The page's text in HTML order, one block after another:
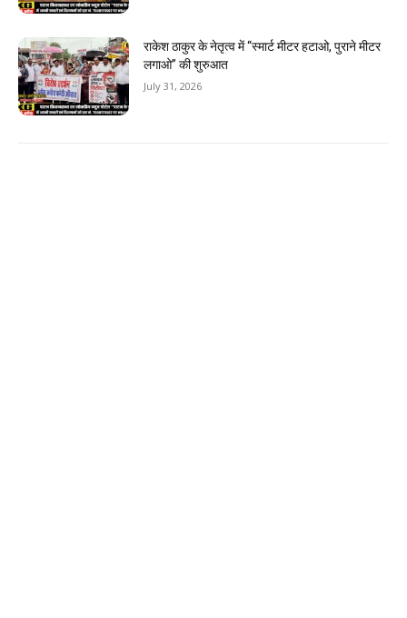
राकेश ठाकुर के नेतृत्व में “स्मार्ट मीटर हटाओ, पुराने मीटर
लगाओ” की शुरुआत
July 31, 2026